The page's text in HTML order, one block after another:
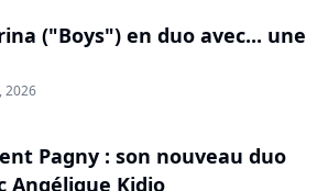
("Boys") en duo avec... une
2026
Pagny : son nouveau duo
Angélique Kidjo